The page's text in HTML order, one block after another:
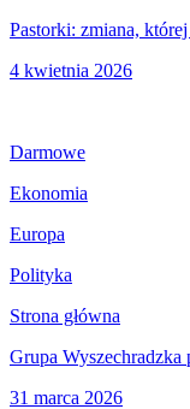
Pastorki: zmiana,
4 kwietnia 2026
Darmowe
Ekonomia
Europa
Polityka
Strona główna
Grupa Wyszechradzka
31 marca 2026